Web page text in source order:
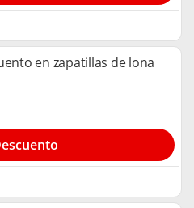
en zapatillas de lona